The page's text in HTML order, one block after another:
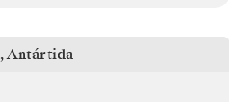
,Antártida